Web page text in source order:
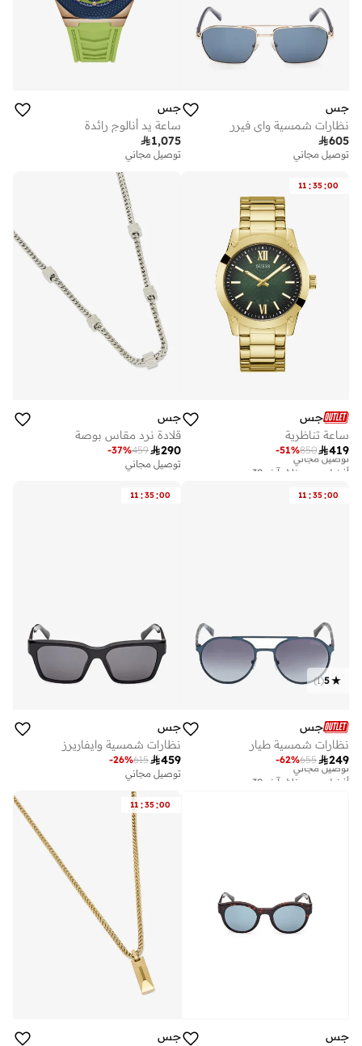
جس
نظارات شمسية واي فيرر
605
توصيل مجاني
جس
ساعة يد أنالوج رائدة
1,075
توصيل مجاني
11 :35:00
جس
ساعة تناظرية
419
850
-51%
أفضل سعر خلال آخر 30 يوم
توصيل مجاني
أفضل سعر خلال آخر 30 يوم
توصيل مجاني
جس
قلادة نرد مقاس بوصة
290
459
-37%
توصيل مجاني
11 :35:00
5
(
1
)
جس
نظارات شمسية طيار
249
655
-62%
أفضل سعر خلال آخر 30 يوم
توصيل مجاني
11 :35:00
جس
نظارات شمسية وايفاريرز
459
615
-26%
توصيل مجاني
جس
11 :35:00
جس